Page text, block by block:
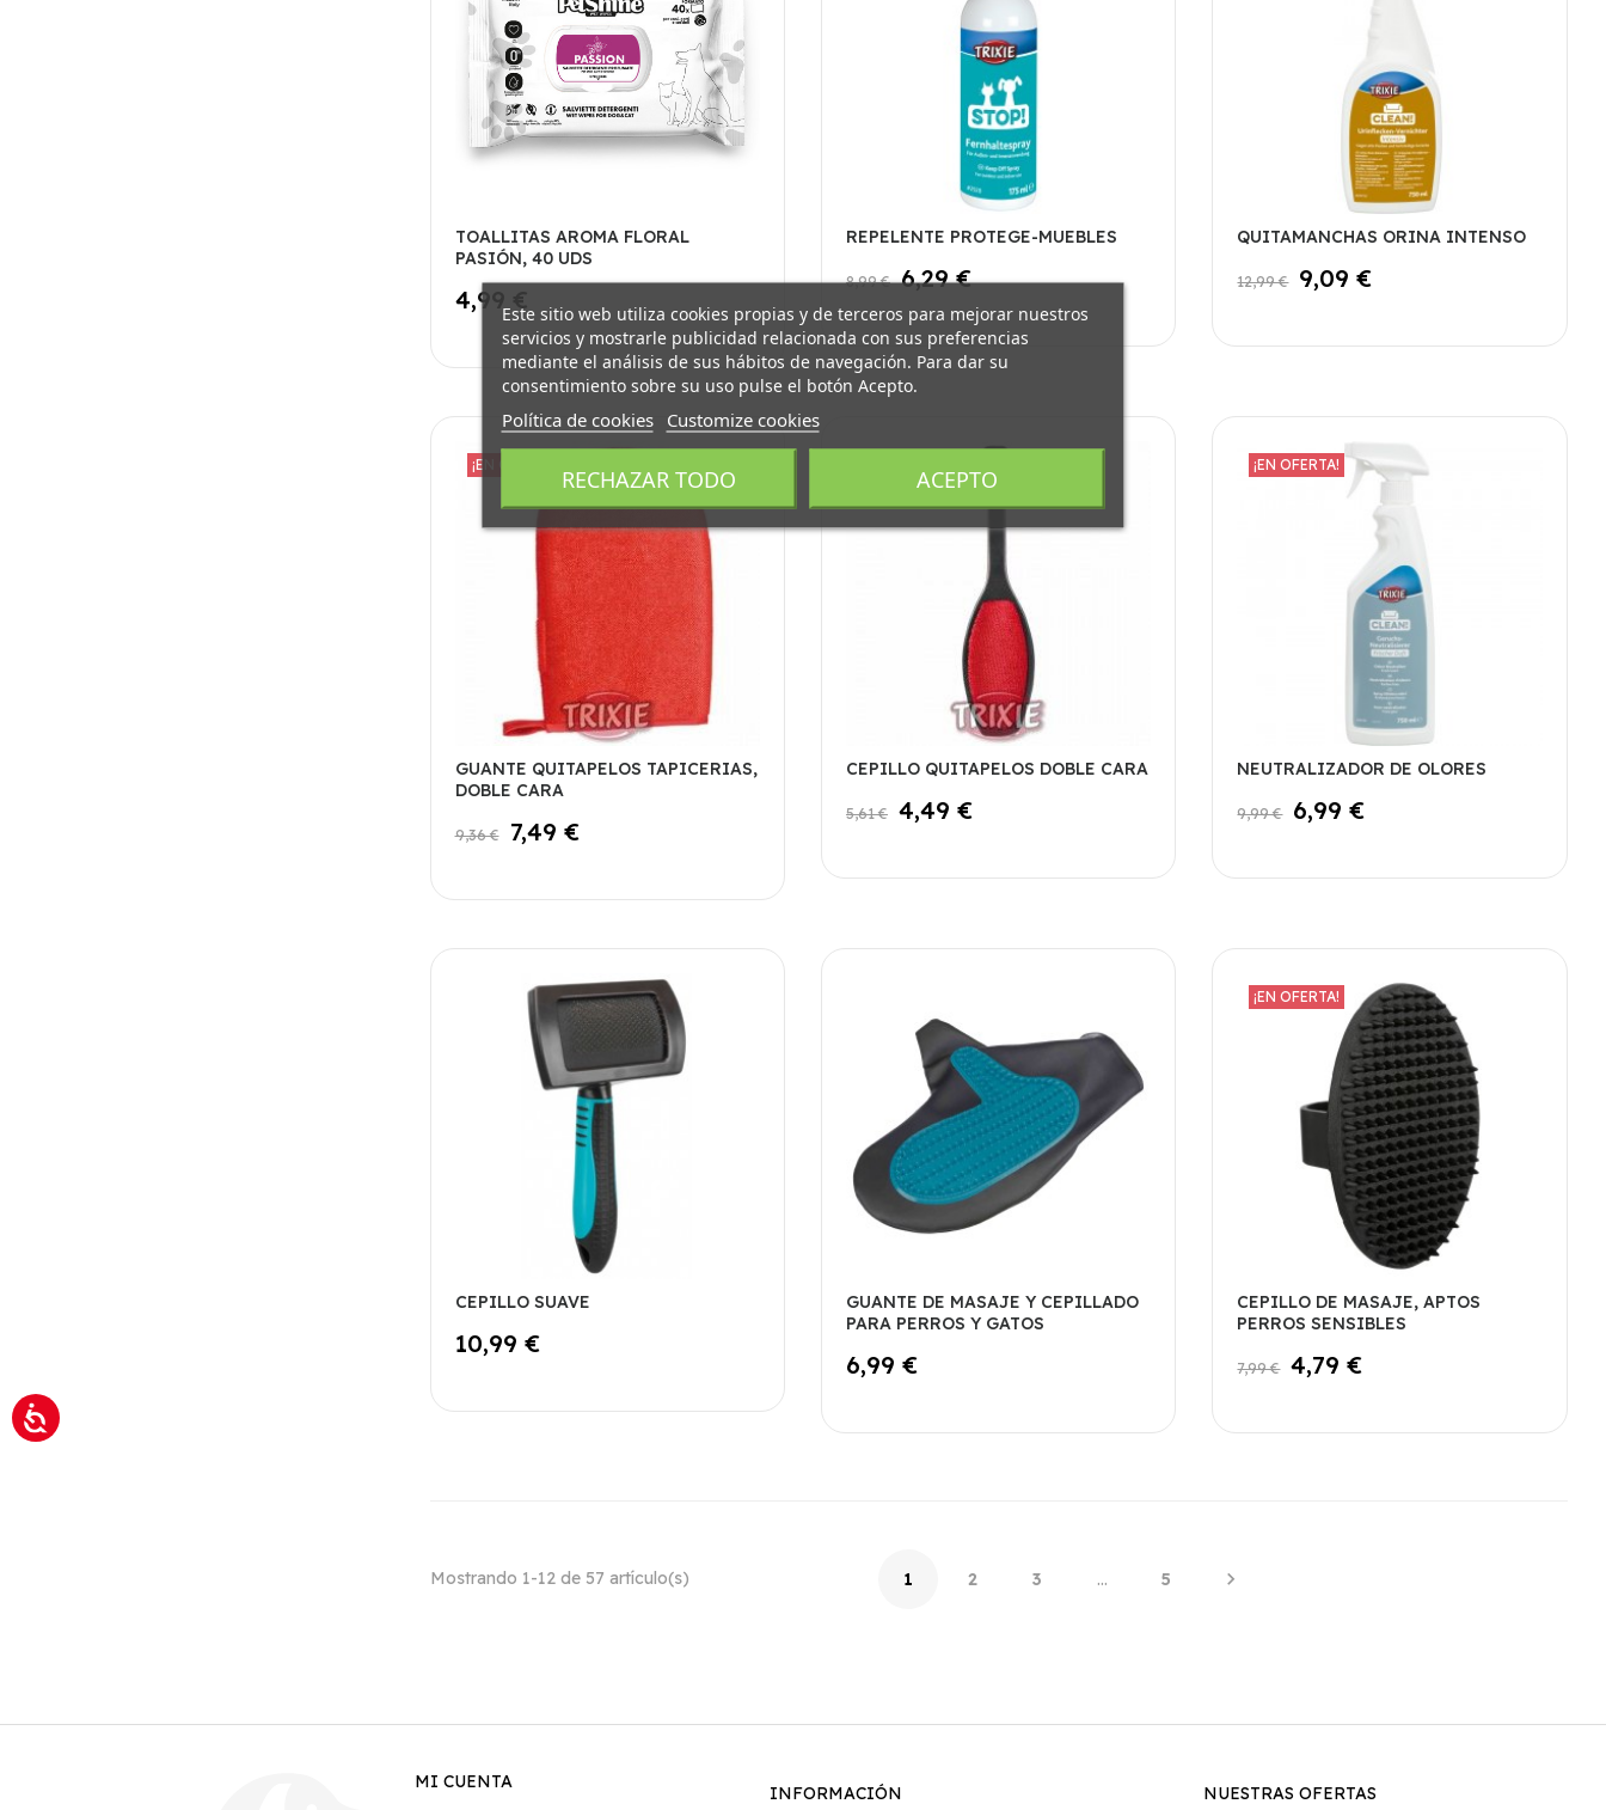
TOALLITAS AROMA FLORAL
PASIÓN, 40 UDS
4,99 €
REPELENTE PROTEGE-MUEBLES
8,99 € 6,29 €
QUITAMANCHAS ORINA INTENSO
12,99 € 9,09 €
¡EN OFERTA!
GUANTE QUITAPELOS TAPICERIAS,
DOBLE CARA
9,36 € 7,49 €
CEPILLO QUITAPELOS DOBLE CARA
5,61 € 4,49 €
¡EN OFERTA!
NEUTRALIZADOR DE OLORES
9,99 € 6,99 €
CEPILLO SUAVE
10,99 €
GUANTE DE MASAJE Y CEPILLADO
PARA PERROS Y GATOS
6,99 €
¡EN OFERTA!
CEPILLO DE MASAJE, APTOS
PERROS SENSIBLES
7,99 € 4,79 €
Mostrando 1-12 de 57 artículo(s) 1 2 3 … 5 
MI CUENTA
INFORMACIÓN NUESTRAS OFERTAS
Este sitio web utiliza cookies propias y de terceros para mejorar nuestros
servicios y mostrarle publicidad relacionada con sus preferencias
mediante el análisis de sus hábitos de navegación. Para dar su
consentimiento sobre su uso pulse el botón Acepto.
Política de cookies Customize cookies
RECHAZAR TODO ACEPTO